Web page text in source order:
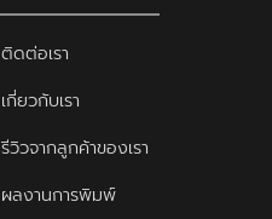
ติดต่อเรา
เกี่ยวกับเรา
รีวิวจากลูกค้าของเรา
ผลงานการพิมพ์